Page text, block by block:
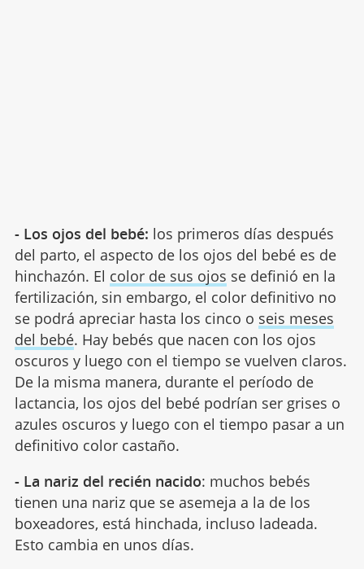
- Los ojos del bebé: los primeros días después
del parto, el aspecto de los ojos del bebé es de
hinchazón. El color de sus ojos se definió en la
fertilización, sin embargo, el color definitivo no
se podrá apreciar hasta los cinco o seis meses
del bebé. Hay bebés que nacen con los ojos
oscuros y luego con el tiempo se vuelven claros.
De la misma manera, durante el período de
lactancia, los ojos del bebé podrían ser grises o
azules oscuros y luego con el tiempo pasar a un
definitivo color castaño.
- La nariz del recién nacido: muchos bebés
tienen una nariz que se asemeja a la de los
boxeadores, está hinchada, incluso ladeada.
Esto cambia en unos días.